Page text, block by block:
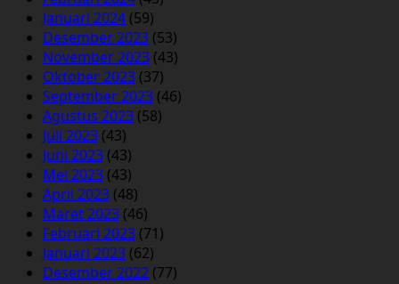
Januari 2024 (59)
Desember 2023 (53)
November 2023 (43)
Oktober 2023 (37)
September 2023 (46)
Agustus 2023 (58)
Juli 2023 (43)
Juni 2023 (43)
Mei 2023 (43)
April 2023 (48)
Maret 2023 (46)
Februari 2023 (71)
Januari 2023 (62)
Desember 2022 (77)